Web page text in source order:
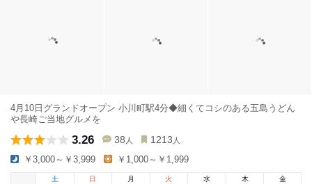
4月10日グランドオープン 小川町駅4分◆細くてコシのある五島うどん
や長崎ご当地グルメを
3.26 38 人 1213 人
￥3,000～￥3,999 ￥1,000～￥1,999
土
日 月 火 水 木 金